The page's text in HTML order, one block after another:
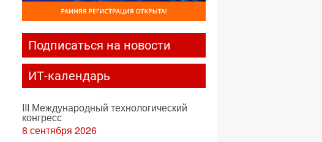
Подписаться на новости
ИТ-календарь
III Международный технологический
конгресс
8 сентября 2026